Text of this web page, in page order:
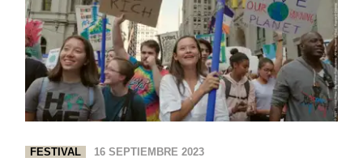
FESTIVAL 16 SEPTIEMBRE 2023